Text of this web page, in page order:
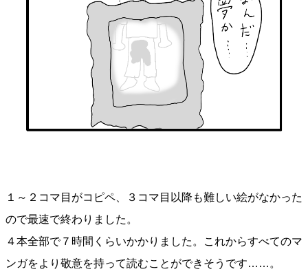
１～２コマ目がコピペ、３コマ目以降も難しい絵がなかった
ので最速で終わりました。
４本全部で７時間くらいかかりました。これからすべてのマ
ンガをより敬意を持って読むことができそうです……。